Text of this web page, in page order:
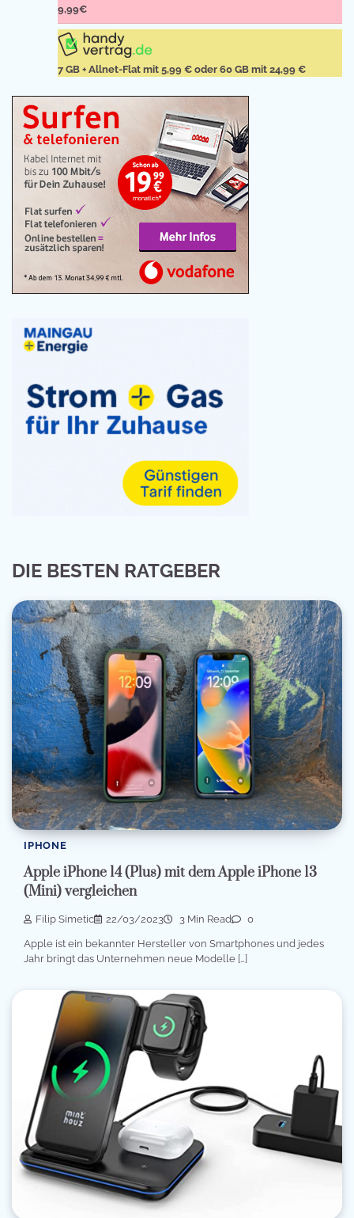
9,99€
7 GB + Allnet-Flat mit 5,99 € oder 60 GB mit 24,99 €
DIE BESTEN RATGEBER
IPHONE
Apple iPhone 14 (Plus) mit dem Apple iPhone 13
(Mini) vergleichen
Filip Simetic 22/03/2023 3 Min Read 0
Apple ist ein bekannter Hersteller von Smartphones und jedes
Jahr bringt das Unternehmen neue Modelle […]